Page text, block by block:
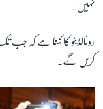
زبان
نہیں۔
رونالڈینو کا کہنا ہے کہ
کریں گے۔